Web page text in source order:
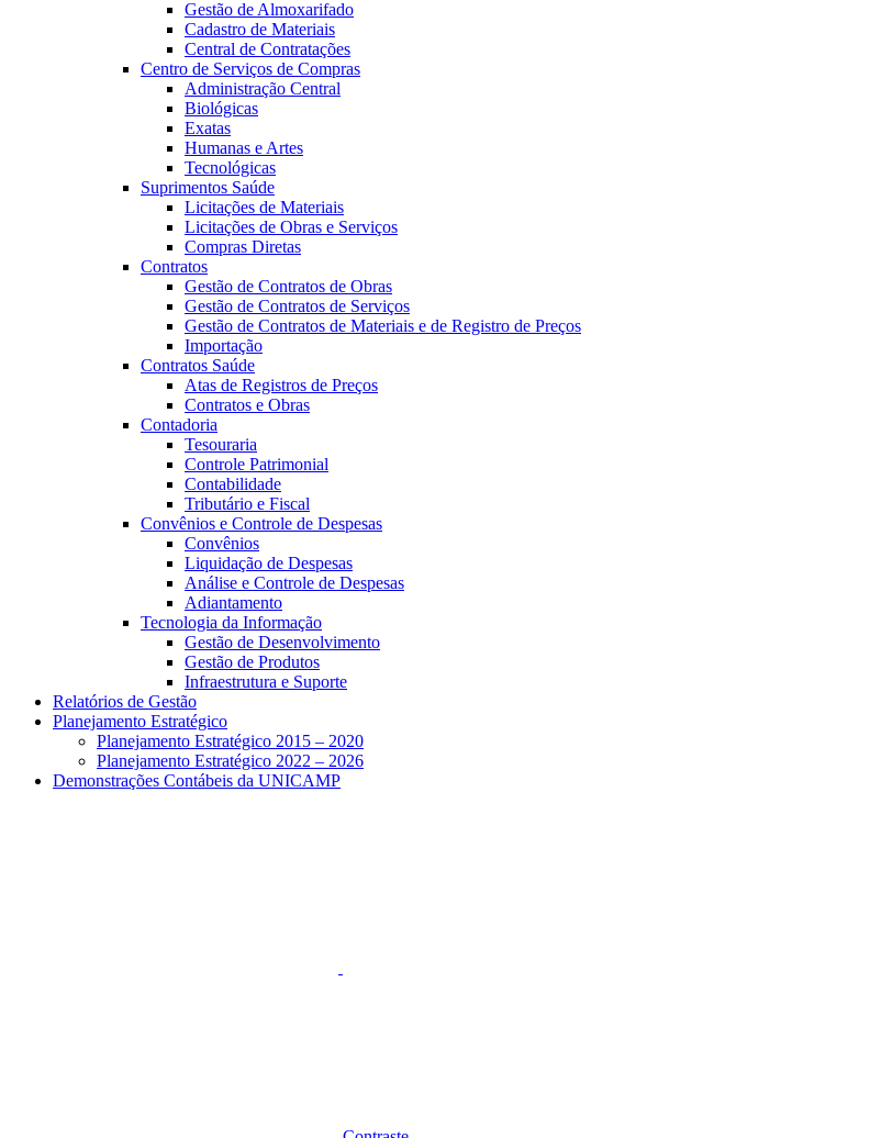
Gestão de Almoxarifado
Cadastro de Materiais
Central de Contratações
Centro de Serviços de Compras
Administração Central
Biológicas
Exatas
Humanas e Artes
Tecnológicas
Suprimentos Saúde
Licitações de Materiais
Licitações de Obras e Serviços
Compras Diretas
Contratos
Gestão de Contratos de Obras
Gestão de Contratos de Serviços
Gestão de Contratos de Materiais e de Registro de Preços
Importação
Contratos Saúde
Atas de Registros de Preços
Contratos e Obras
Contadoria
Tesouraria
Controle Patrimonial
Contabilidade
Tributário e Fiscal
Convênios e Controle de Despesas
Convênios
Liquidação de Despesas
Análise e Controle de Despesas
Adiantamento
Tecnologia da Informação
Gestão de Desenvolvimento
Gestão de Produtos
Infraestrutura e Suporte
Relatórios de Gestão
Planejamento Estratégico
Planejamento Estratégico 2015 – 2020
Planejamento Estratégico 2022 – 2026
Demonstrações Contábeis da UNICAMP